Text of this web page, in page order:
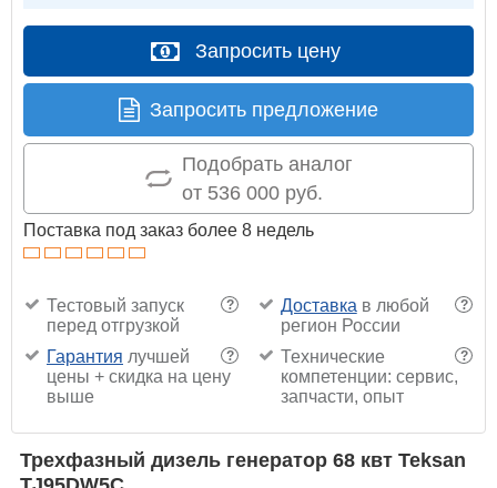
Запросить цену
Запросить предложение
Подобрать аналог
от 536 000 руб.
Поставка под заказ более 8 недель
?
Тестовый запуск
перед отгрузкой
?
Доставка в любой
регион России
?
Гарантия лучшей
цены + скидка на цену
выше
?
Технические
компетенции: сервис,
запчасти, опыт
Трехфазный дизель генератор 68 квт Teksan